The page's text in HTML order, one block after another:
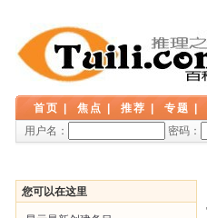
首页 焦点 推荐 专题
用户名：
密码：
您可以在这里